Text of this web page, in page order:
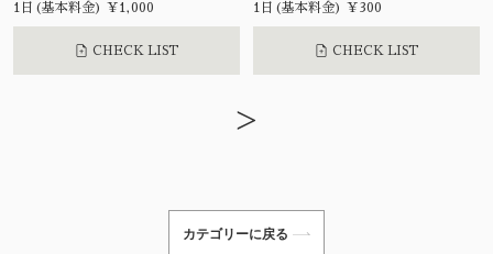
1日(基本料金) ¥1,000
CHECK LIST
1日(基本料金) ¥300
CHECK LIST
>
カテゴリーに戻る